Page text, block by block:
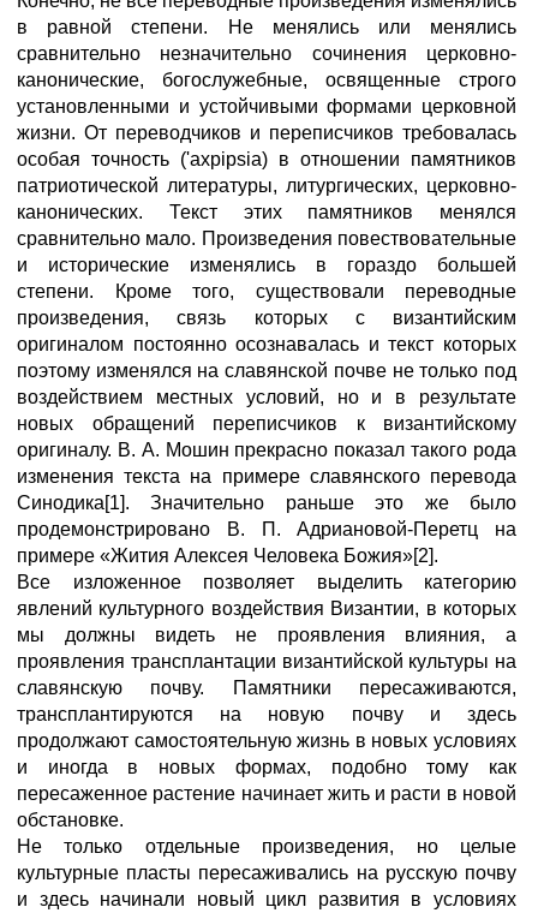
в равной степени. Не менялись или менялись
сравнительно незначительно сочинения церковно-
канонические, богослужебные, освященные строго
установленными и устойчивыми формами церковной
жизни. От переводчиков и переписчиков требовалась
особая точность ('axpipsia) в отношении памятников
патриотической литературы, литургических, церковно-
канонических. Текст этих памятников менялся
сравнительно мало. Произведения повествовательные
и исторические изменялись в гораздо большей
степени. Кроме того, существовали переводные
произведения, связь которых с византийским
оригиналом постоянно осознавалась и текст которых
поэтому изменялся на славянской почве не только под
воздействием местных условий, но и в результате
новых обращений переписчиков к византийскому
оригиналу. В. А. Мошин прекрасно показал такого рода
изменения текста на примере славянского перевода
Синодика[1]. Значительно раньше это же было
продемонстрировано В. П. Адриановой-Перетц на
примере «Жития Алексея Человека Божия»[2].
Все изложенное позволяет выделить категорию
явлений культурного воздействия Византии, в которых
мы должны видеть не проявления влияния, а
проявления трансплантации византийской культуры на
славянскую почву. Памятники пересаживаются,
трансплантируются на новую почву и здесь
продолжают самостоятельную жизнь в новых условиях
и иногда в новых формах, подобно тому как
пересаженное растение начинает жить и расти в новой
обстановке.
Не только отдельные произведения, но целые
культурные пласты пересаживались на русскую почву
и здесь начинали новый цикл развития в условиях